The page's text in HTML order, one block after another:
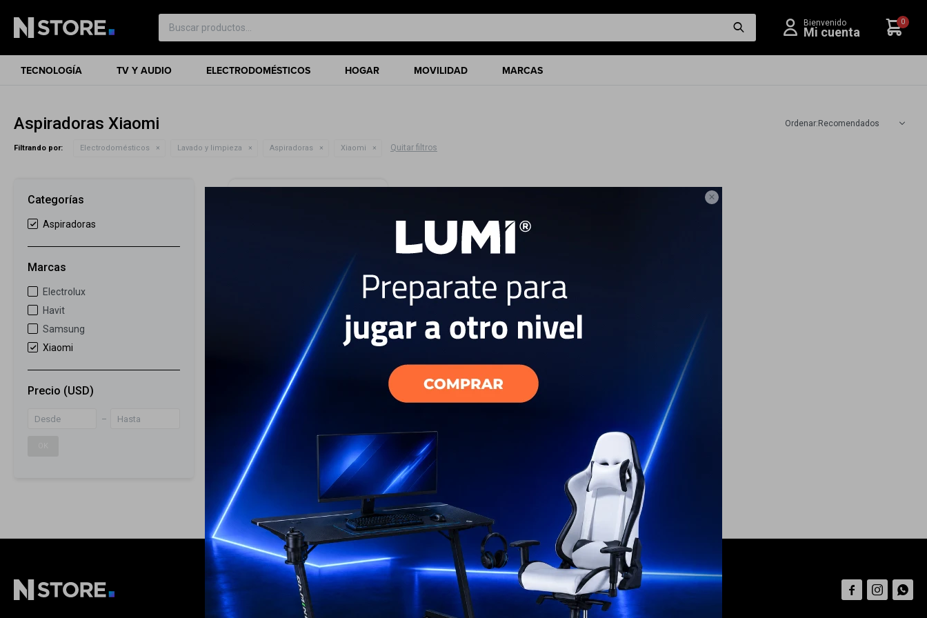

TECNOLOGÍA TV Y AUDIO ELECTRODOMÉSTICOS HOGAR MOVILIDAD MARCAS
0
Aspiradoras Xiaomi Recomendados
Filtrando por: Electrodomésticos Lavado y limpieza Aspiradoras Xiaomi Quitar filtros
Aspiradora Mi vacuum
cleaner mini Xiaomi
59
ENVÍO A TODO EL PAÍS
Categorías
Aspiradoras
Marcas
Electrolux
Havit
Samsung
Xiaomi
Precio (USD)
  